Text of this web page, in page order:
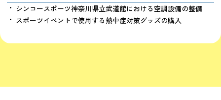
シンコースポーツ神奈川県立武道館における空調設備の整備
スポーツイベントで使用する熱中症対策グッズの購入